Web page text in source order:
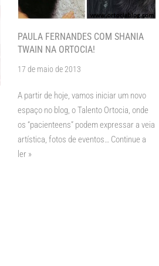
PAULA FERNANDES COM SHANIA
TWAIN NA ORTOCIA!
17 de maio de 2013
A partir de hoje, vamos iniciar um novo
espaço no blog, o Talento Ortocia, onde
os “pacienteens” podem expressar a veia
artística, fotos de eventos… Continue a
ler »